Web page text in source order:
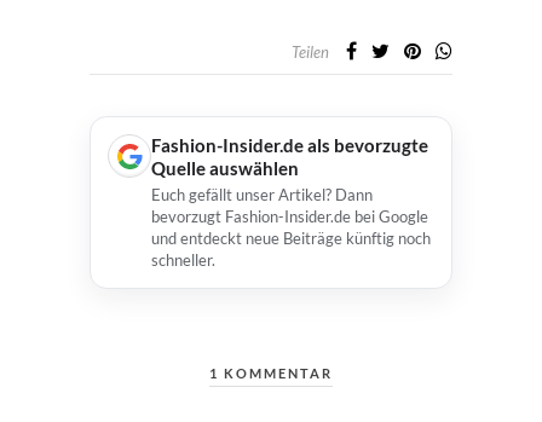
Teilen
Fashion-Insider.de als bevorzugte
Quelle auswählen
Euch gefällt unser Artikel? Dann
bevorzugt Fashion-Insider.de bei Google
und entdeckt neue Beiträge künftig noch
schneller.
1 KOMMENTAR